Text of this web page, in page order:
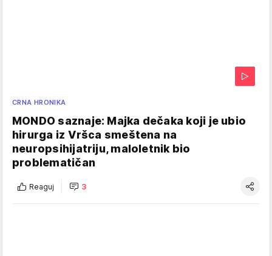
CRNA HRONIKA
MONDO saznaje: Majka dečaka koji je ubio
hirurga iz Vršca smeštena na
neuropsihijatriju, maloletnik bio
problematičan
Reaguj 3